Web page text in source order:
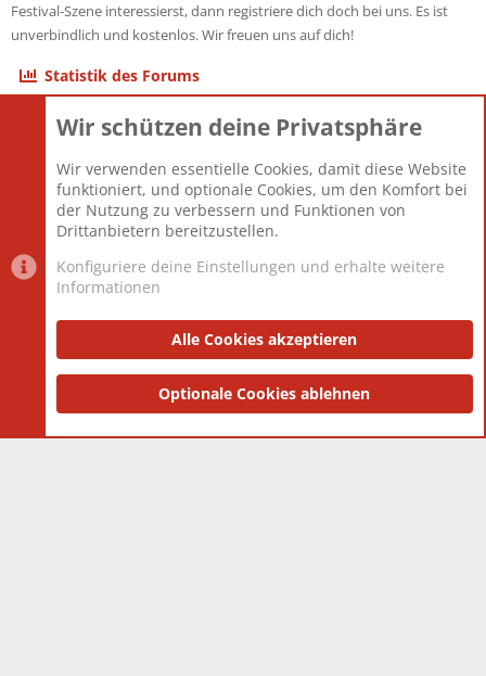
Festival-Szene interessierst, dann registriere dich doch bei uns. Es ist
unverbindlich und kostenlos. Wir freuen uns auf dich!
Statistik des Forums
Themen
Mitglieder
12.427
Neuestes Mitglied
Berlin
Datenschutzerklärung Impressum
Community platform by XenForo® © 2010-2025 XenForo Ltd.
and add-ons by ThemeHouse
Wir schützen deine Privatsphäre
Wir verwenden essentielle Cookies, damit diese Website
funktioniert, und optionale Cookies, um den Komfort bei
der Nutzung zu verbessern und Funktionen von
Drittanbietern bereitzustellen.
Konfiguriere deine Einstellungen und erhalte weitere
Informationen
Alle Cookies akzeptieren
Optionale Cookies ablehnen